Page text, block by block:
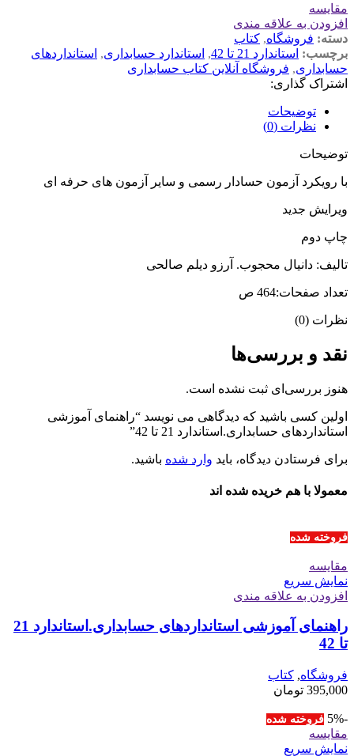
مقايسه
افزودن به علاقه مندی
دسته: فروشگاه, کتاب
برچسب: استاندارد 21 تا 42 , استاندارد حسابداری, استانداردهای
حسابداری, فروشگاه آنلاین کتاب حسابداری
اشتراک گذاری:
توضیحات
نظرات (0)
توضیحات
با رویکرد آزمون حسادار رسمی و سایر آزمون های حرفه ای
ویرایش جدید
چاپ دوم
تالیف: دانیال محجوب. آرزو دیلم صالحی
تعداد صفحات:464 ص
نظرات (0)
نقد و بررسی‌ها
هنوز بررسی‌ای ثبت نشده است.
اولین کسی باشید که دیدگاهی می نویسد “راهنمای آموزشی
استانداردهای حسابداری.استاندارد 21 تا 42”
برای فرستادن دیدگاه، باید وارد شده باشید.
معمولا با هم خریده شده اند
فروخته شده
مقايسه
نمایش سریع
افزودن به علاقه مندی
راهنمای آموزشی استانداردهای حسابداری.استاندارد 21
تا 42
فروشگاه, کتاب
395,000 تومان
-5% فروخته شده
مقايسه
نمایش سریع